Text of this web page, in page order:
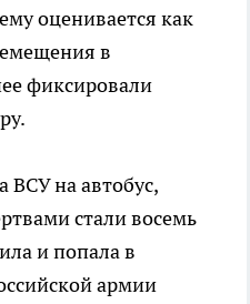
оценивается как
в
фиксировали
ВСУ на автобус,
стали восемь
и попала в
армии